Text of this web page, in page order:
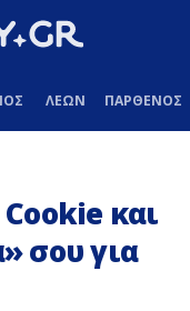
ΛΕΩΝ ΠΑΡΘΕΝΟΣ
και
σου για